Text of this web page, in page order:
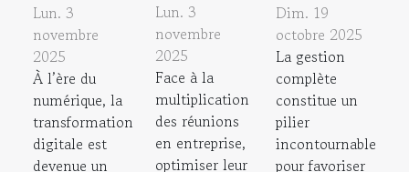
Lun. 3
novembre
2025
À l’ère du
numérique, la
transformation
digitale est
devenue un
Lun. 3
novembre
2025
Face à la
multiplication
des réunions
en entreprise,
optimiser leur
Dim. 19
octobre 2025
La gestion
complète
constitue un
pilier
incontournable
pour favoriser